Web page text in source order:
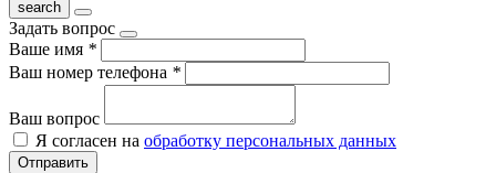
Задать вопрос
Ваше имя *
Ваш номер телефона *
Ваш вопрос
Я согласен на обработку персональных данных
Отправить